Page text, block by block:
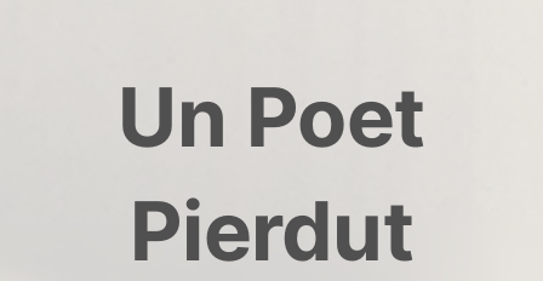
Un Poet
Pierdut